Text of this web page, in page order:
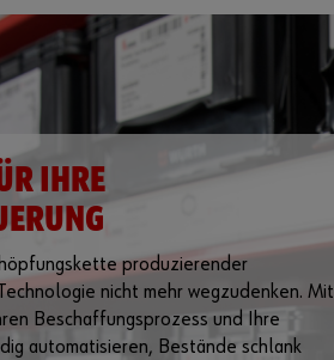
IHRE
produzierender
nicht mehr wegzudenken. Mit
Beschaffungsprozess und Ihre
automatisieren, Bestände schlank